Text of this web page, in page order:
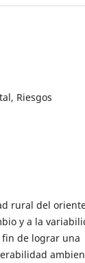
Riesgos
rural del
y a la
fin de lograr una